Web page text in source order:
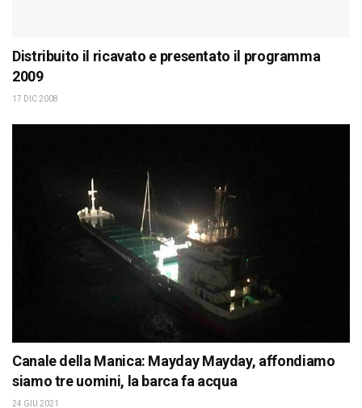
Distribuito il ricavato e presentato il programma
2009
17 DIC 2008
Canale della Manica: Mayday Mayday, affondiamo
siamo tre uomini, la barca fa acqua
24 GIU 2021